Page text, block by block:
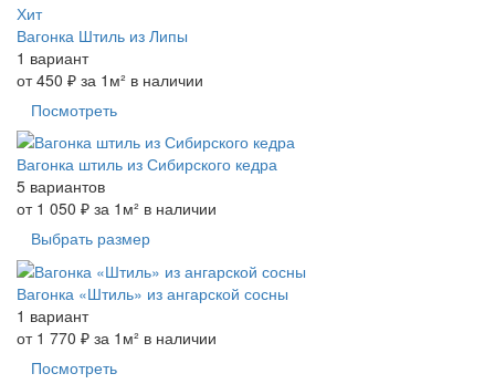
Хит
Вагонка Штиль из Липы
1 вариант
от450 ₽ за 1м² в наличии
Посмотреть
Вагонка штиль из Сибирского кедра
5 вариантов
от 1 050 ₽ за 1м² в наличии
Выбрать размер
Вагонка «Штиль» из ангарской сосны
1 вариант
от 1 770 ₽ за 1м² в наличии
Посмотреть